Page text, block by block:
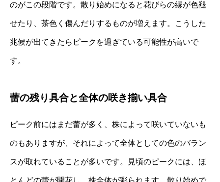
のがこの段階です。散り始めになると花びらの縁が色褪
せたり、茶色く傷んだりするものが増えます。こうした
兆候が出てきたらピークを過ぎている可能性が高いで
す。
蕾の残り具合と全体の咲き揃い具合
ピーク前にはまだ蕾が多く、株によって咲いていないも
のもありますが、それによって全体としての色のバラン
スが取れていることが多いです。見頃のピークには、ほ